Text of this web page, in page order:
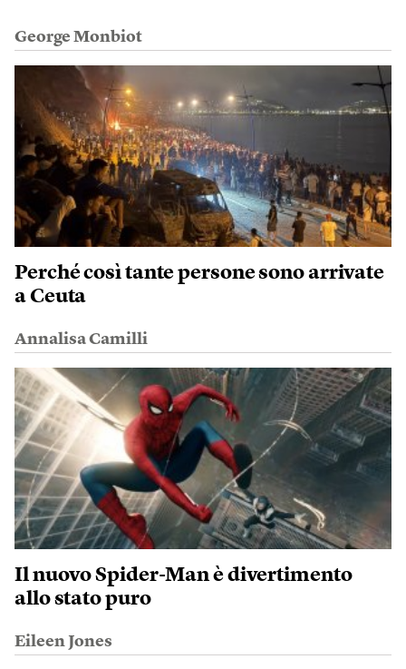
George Monbiot
Perché così tante persone sono arrivate
a Ceuta
Annalisa Camilli
Il nuovo Spider-Man è divertimento
allo stato puro
Eileen Jones